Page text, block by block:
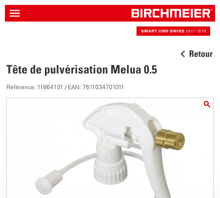
Retour
Tête de pulvérisation Melua 0.5
Référence: 11864101 / EAN: 7611034701011